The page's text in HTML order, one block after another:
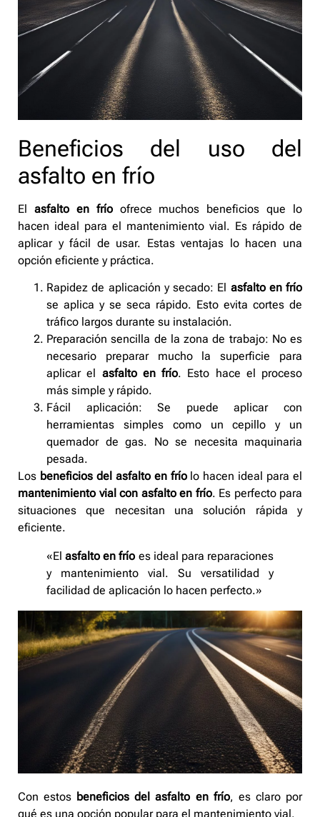
Beneficios del uso del
asfalto en frío
El asfalto en fríoofrece muchos beneficios que lo
hacen ideal para el mantenimiento vial. Es rápido de
aplicar y fácil de usar. Estas ventajas lo hacen una
opción eficiente y práctica.
Rapidez de aplicación y secado: El asfalto en frío
se aplica y se seca rápido. Esto evita cortes de
tráfico largos durante su instalación.
Preparación sencilla de la zona de trabajo: No es
necesario preparar mucho la superficie para
aplicar el asfalto en frío. Esto hace el proceso
más simple y rápido.
Fácil aplicación: Se puede aplicar con
herramientas simples como un cepillo y un
quemador de gas. No se necesita maquinaria
pesada.
Los beneficios del asfalto en fríolo hacen ideal para el
mantenimiento vial con asfalto en frío. Es perfecto para
situaciones que necesitan una solución rápida y
eficiente.
«Elasfalto en frío es ideal para reparaciones
y mantenimiento vial. Su versatilidad y
facilidad de aplicación lo hacen perfecto.»
Con estos beneficios del asfalto en frío, es claro por
qué es una opción popular para el mantenimiento vial.